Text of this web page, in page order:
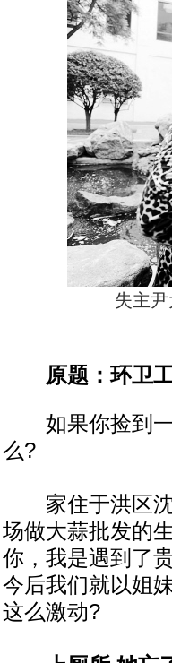
失主
原题：环卫
如果你捡到一
么?
家住于洪区沈
场做大蒜批发的
你，我是遇到了
今后我们就以姐
这么激动?